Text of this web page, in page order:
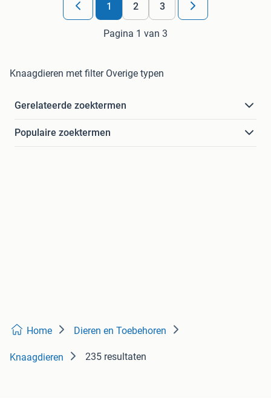
1 2 3
Pagina 1 van 3
Knaagdieren met filter Overige typen
Gerelateerde zoektermen
Populaire zoektermen
Home Dieren en Toebehoren
Knaagdieren 235 resultaten